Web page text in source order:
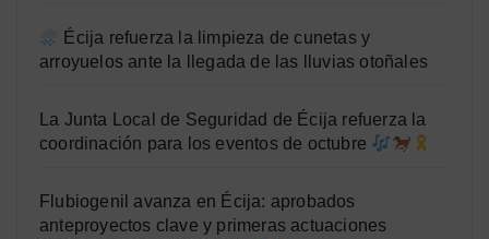
Écija refuerza la limpieza de cunetas y
arroyuelos ante la llegada de las lluvias otoñales
La Junta Local de Seguridad de Écija refuerza la
coordinación para los eventos de octubre
Flubiogenil avanza en Écija: aprobados
anteproyectos clave y primeras actuaciones